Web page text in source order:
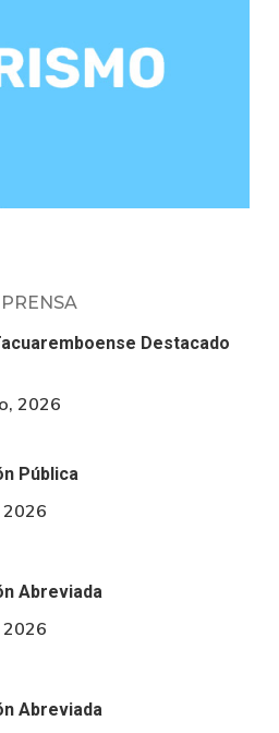
Destacado
2026
Pública
2026
Abreviada
2026
Abreviada